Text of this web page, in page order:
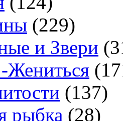
(229)
и Звери
Жениться
(137)
рыбка (28)